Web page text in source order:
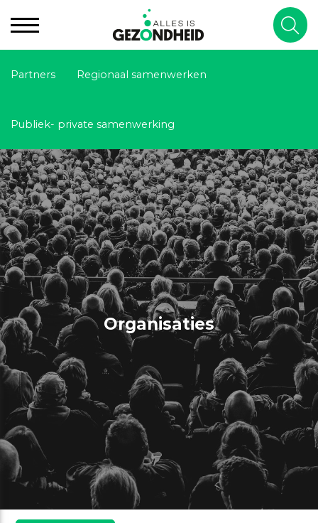
Partners Regionaal samenwerken
Publiek- private samenwerking
Organisaties